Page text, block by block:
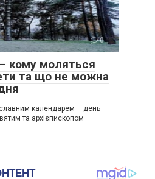
0
кому моляться
та що не можна
календарем – день
та архієпископом